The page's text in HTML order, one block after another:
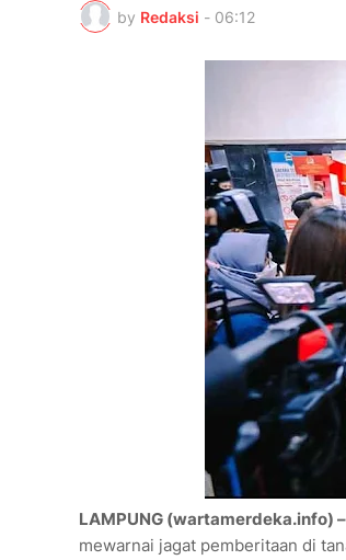
by Redaksi - 06:12
LAMPUNG (wartamerdeka.info) –
mewarnai jagat pemberitaan di